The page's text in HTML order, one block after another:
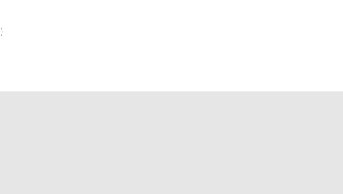
）